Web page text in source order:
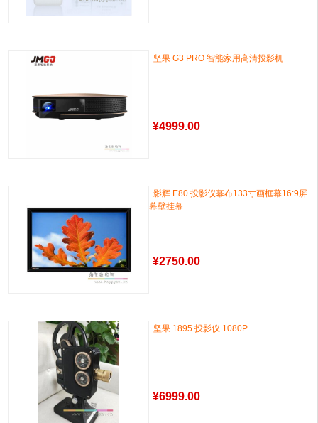
坚果 G3 PRO 智能家用高清投影机
¥4999.00
影辉 E80 投影仪幕布133寸画框幕16:9屏
幕壁挂幕
¥2750.00
坚果 1895 投影仪 1080P
¥6999.00